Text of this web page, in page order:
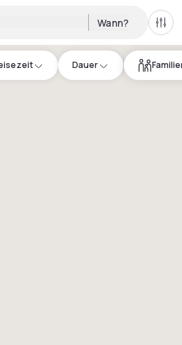
Wann? Alle
Dauer